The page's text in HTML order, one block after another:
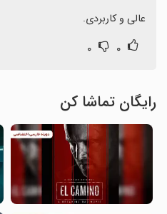
عالی و کاربردی.
۰ ۰
رایگان تماشا کن